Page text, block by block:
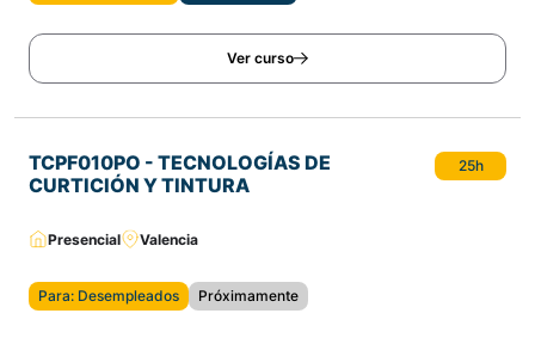
Ver curso
TCPF010PO - TECNOLOGÍAS DE
CURTICIÓN Y TINTURA
25h
Presencial Valencia
Para: Desempleados Próximamente